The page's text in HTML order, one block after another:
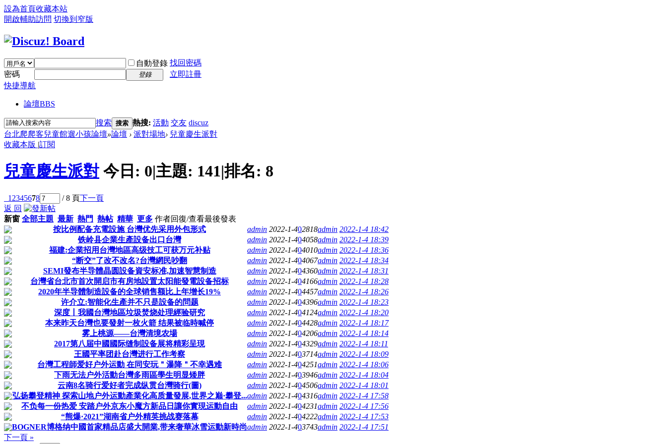
設為首頁收藏本站
開啟輔助訪問 切換到窄版
自動登錄 找回密碼
密碼
登錄
立即註冊
快捷導航
論壇BBS
搜索 搜索 熱搜: 活動 交友 discuz
台北爬爬客兒童館遛小孩論壇»論壇 › 派對場地› 兒童慶生派對
收藏本版 |訂閱
兒童慶生派對 今日: 0|主題: 141|排名: 8
1 2345678 / 8 頁下一頁
返 回
新窗 全部主題 最新 熱門 熱帖 精華 更多 作者回復/查看最後發表
按比例配备充電設施 台灣优先采用外包形式
admin 2022-1-402818admin 2022-1-4 18:42
铁岭县企業生產設备出口台灣
admin 2022-1-404058admin 2022-1-4 18:39
福建:企業招用台灣地區高级技工可获万元补贴
admin 2022-1-404010admin 2022-1-4 18:36
“断交”了改不改名?台灣網民吵翻
admin 2022-1-404067admin 2022-1-4 18:34
SEMI發布半导體晶圆設备資安标准,加速智慧制造
admin 2022-1-404360admin 2022-1-4 18:31
台灣省台北市首次開启市有房地設置太阳能發電設备招标
admin 2022-1-404166admin 2022-1-4 18:28
2020年半导體制造設备的全球销售额比上年增长19%
admin 2022-1-404457admin 2022-1-4 18:26
许介立:智能化生產并不只是設备的問题
admin 2022-1-404396admin 2022-1-4 18:23
深度丨我國台灣地區垃圾焚烧处理經验研究
admin 2022-1-404124admin 2022-1-4 18:20
本来昨天台灣也要發射一枚火箭 结果被临時喊停
admin 2022-1-404428admin 2022-1-4 18:17
雾上桃源——台灣清境农場
admin 2022-1-404206admin 2022-1-4 18:14
2017第八届中國國际缝制設备展将精彩呈現
admin 2022-1-404329admin 2022-1-4 18:11
王國平率团赴台灣进行工作考察
admin 2022-1-403714admin 2022-1-4 18:09
台灣工程師爱好户外运動 在同安玩＂瀑降＂不幸遇难
admin 2022-1-404251admin 2022-1-4 18:06
下雨无法户外活動台灣多雨區學生明显矮胖
admin 2022-1-403946admin 2022-1-4 18:04
云南8名骑行爱好者完成纵贯台灣骑行(圖)
admin 2022-1-404506admin 2022-1-4 18:01
弘扬攀登精神 探索山地户外运動產業化高质量發展,世界之巅·攀登...admin 2022-1-404316admin 2022-1-4 17:58
不负每一份热爱 安踏户外京东小魔方新品日讓你實現运動自由
admin 2022-1-404231admin 2022-1-4 17:56
“熊爆·2021”湖南省户外精英挑战赛落幕
admin 2022-1-404222admin 2022-1-4 17:53
BOGNER博格纳中國首家精品店盛大開業,带来奢華冰雪运動新時尚admin 2022-1-403743admin 2022-1-4 17:51
下一頁 »